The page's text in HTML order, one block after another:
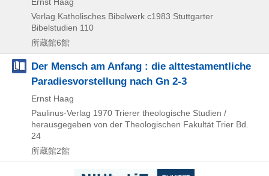
Verlag Katholisches Bibelwerk c1983 Stuttgarter
Bibelstudien 110
所蔵館6館
Der Mensch am Anfang : die alttestamentliche
Paradiesvorstellung nach Gn 2-3
Ernst Haag
Paulinus-Verlag 1970 Trierer theologische Studien /
herausgegeben von der Theologischen Fakultät Trier Bd.
24
所蔵館2館